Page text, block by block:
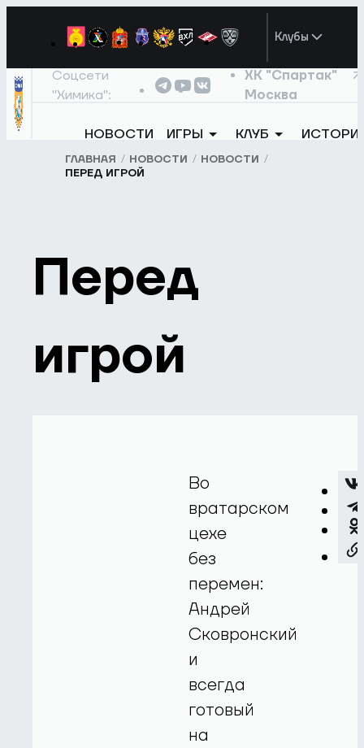
Клубы
Соцсети
"Химика":
ХК "Спартак"
Москва
НОВОСТИ ИГРЫ КЛУБ
ГЛАВНАЯ НОВОСТИ
НОВОСТИ
ПЕРЕД ИГРОЙ
Перед
игрой
Во
вратарском
цехе
без
перемен:
Андрей
Сковронский
и
всегда
готовый
на